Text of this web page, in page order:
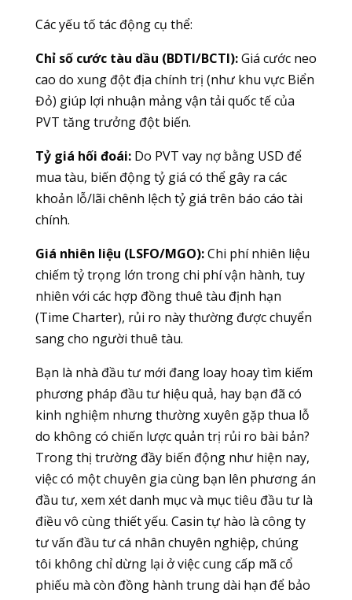
Các yếu tố tác động cụ thể:
Chỉ số cước tàu dầu (BDTI/BCTI):Giá cước neo
cao do xung đột địa chính trị (như khu vực Biển
Đỏ) giúp lợi nhuận mảng vận tải quốc tế của
PVT tăng trưởng đột biến.
Tỷ giá hối đoái:Do PVT vay nợ bằng USD để
mua tàu, biến động tỷ giá có thể gây ra các
khoản lỗ/lãi chênh lệch tỷ giá trên báo cáo tài
chính.
Giá nhiên liệu (LSFO/MGO):Chi phí nhiên liệu
chiếm tỷ trọng lớn trong chi phí vận hành, tuy
nhiên với các hợp đồng thuê tàu định hạn
(Time Charter), rủi ro này thường được chuyển
sang cho người thuê tàu.
Bạn là nhà đầu tư mới đang loay hoay tìm kiếm
phương pháp đầu tư hiệu quả, hay bạn đã có
kinh nghiệm nhưng thường xuyên gặp thua lỗ
do không có chiến lược quản trị rủi ro bài bản?
Trong thị trường đầy biến động như hiện nay,
việc có một chuyên gia cùng bạn lên phương án
đầu tư, xem xét danh mục và mục tiêu đầu tư là
điều vô cùng thiết yếu. Casin tự hào là công ty
tư vấn đầu tư cá nhân chuyên nghiệp, chúng
tôi không chỉ dừng lại ở việc cung cấp mã cổ
phiếu mà còn đồng hành trung dài hạn để bảo